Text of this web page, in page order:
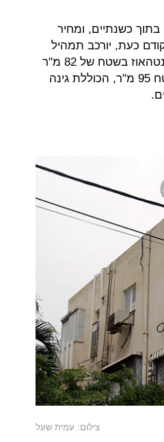
כשנתיים, ומחיר
המקודם כעת, יורכב תמהיל
הדירות בעיקר מדירות קטנות בנות כ־66 מ"ר, לצד דירת פנטהאוז בשטח של 82 מ"ר
ומרפסת גג בשטח 95 מ"ר בקומה השישית וכן דירת גן בשטח 95 מ"ר, הכוללת גינה
צילום: עמית שעל